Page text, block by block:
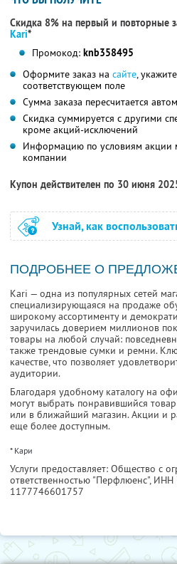
Скидка 8% на первый и повторные
Kari*
Промокод: knb358495
Оформите заказ на сайте,
соответствующем поле
Сумма заказа пересчитается
Скидка суммируется с другими
кроме акций-исключений
Информацию по условиям акции
компании
Купон действителен по 30 июня
Узнай, как
ПОДРОБНЕЕ О
Kari — одна из популярных сетей
специализирующаяся на продаже
широкому ассортименту и
заручилась доверием миллионов
товары на любой случай:
также трендовые сумки и ремни.
качестве, что позволяет
аудитории.
Благодаря удобному каталогу на
могут выбрать понравившийся
или в ближайший магазин. Акции и
еще более доступным.
* Кари
Услуги предоставляет: Общество с
ответственностью "Перфлюенс", ИНН
1177746601757